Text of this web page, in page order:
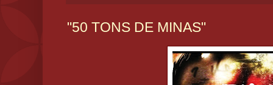
"50 TONS DE MINAS"